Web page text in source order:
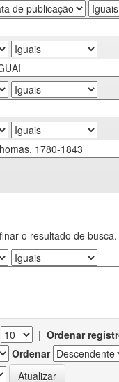
o resultado de busca.
| Ordenar
Ordenar